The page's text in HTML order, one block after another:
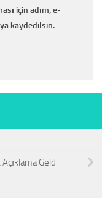
için adım, e-
kaydedilsin.
Geldi